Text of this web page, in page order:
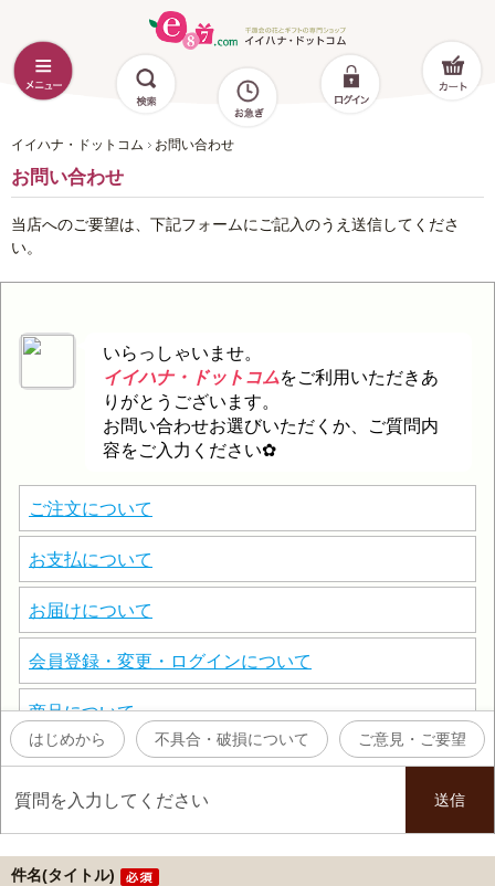
イイハナ・ドットコム お問い合わせ
お問い合わせ
当店へのご要望は、下記フォームにご記入のうえ送信してくださ
い。
件名(タイトル)